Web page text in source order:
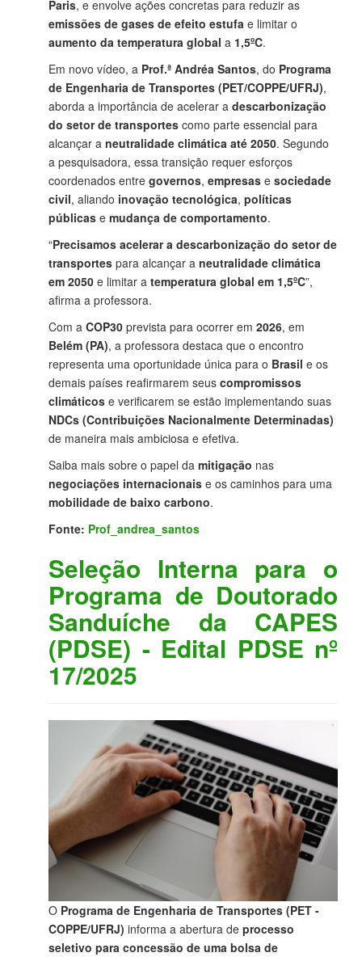
Paris, e envolve ações concretas para reduzir as
emissões de gases de efeito estufa e limitar o
aumento da temperatura global a 1,5ºC.
Em novo vídeo, a Prof.ª Andréa Santos, do Programa
de Engenharia de Transportes (PET/COPPE/UFRJ),
aborda a importância de acelerar a descarbonização
do setor de transportes como parte essencial para
alcançar a neutralidade climática até 2050. Segundo
a pesquisadora, essa transição requer esforços
coordenados entre governos, empresas e sociedade
civil, aliando inovação tecnológica, políticas
públicas e mudança de comportamento.
“Precisamos acelerar a descarbonização do setor de
transportes para alcançar a neutralidade climática
em 2050 e limitar a temperatura global em 1,5ºC”,
afirma a professora.
Com a COP30 prevista para ocorrer em 2026, em
Belém (PA), a professora destaca que o encontro
representa uma oportunidade única para o Brasil e os
demais países reafirmarem seus compromissos
climáticos e verificarem se estão implementando suas
NDCs (Contribuições Nacionalmente Determinadas)
de maneira mais ambiciosa e efetiva.
Saiba mais sobre o papel da mitigação nas
negociações internacionais e os caminhos para uma
mobilidade de baixo carbono.
Fonte: Prof_andrea_santos
Seleção Interna para o
Programa de Doutorado
Sanduíche da CAPES
(PDSE) - Edital PDSE nº
17/2025
O Programa de Engenharia de Transportes (PET -
COPPE/UFRJ) informa a abertura de processo
seletivo para concessão de uma bolsa de